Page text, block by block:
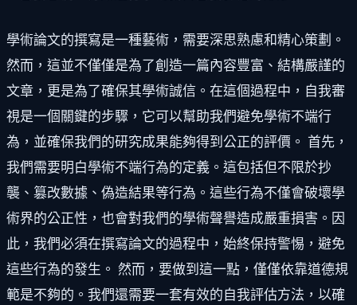
學術論文的撰寫是一種藝術，需要深思熟慮和精心策劃。
然而，這並不僅僅是為了創造一篇內容豐富、結構嚴謹的
文章，更是為了確保其學術誠信。在這個過程中，自我審
視是一個關鍵的步驟，它可以幫助我們避免學術不端行
為，並確保我們的研究成果能夠得到公正的評價。 首先，
我們需要明白學術不端行為的定義。這包括但不限於抄
襲、篡改數據、偽造結果等行為。這些行為不僅會破壞學
術界的公正性，也會對我們的學術聲譽造成嚴重損害。因
此，我們必須在撰寫論文的過程中，始終保持警惕，避免
這些行為的發生。 然而，要做到這一點，僅僅依靠道德規
範是不夠的。我們還需要一套有效的自我評估方法，以確